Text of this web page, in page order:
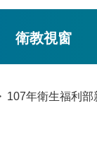
衛教視窗
107年衛生福利部